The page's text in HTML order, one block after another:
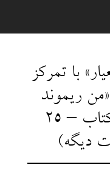
با تمرکز
ریموند
کارور هستم» سلام کتاب – 25
دیگه)